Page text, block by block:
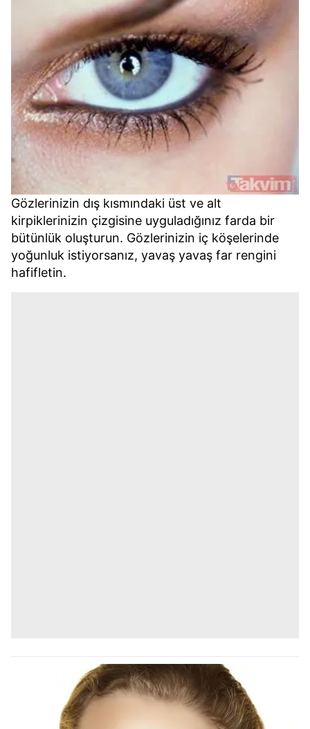
Gözlerinizin dış kısmındaki üst ve alt
kirpiklerinizin çizgisine uyguladığınız farda bir
bütünlük oluşturun. Gözlerinizin iç köşelerinde
yoğunluk istiyorsanız, yavaş yavaş far rengini
hafifletin.